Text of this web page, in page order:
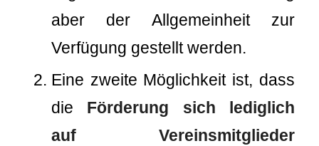
aber der Allgemeinheit zur
Verfügung gestellt werden.
Eine zweite Möglichkeit ist, dass
die Förderung sich lediglich
auf Vereinsmitglieder